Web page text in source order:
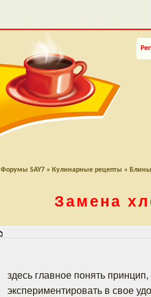
Форумы SAY7 » Кулинарные рецепты »
Замена
здесь главное понять
экспериментировать в свое